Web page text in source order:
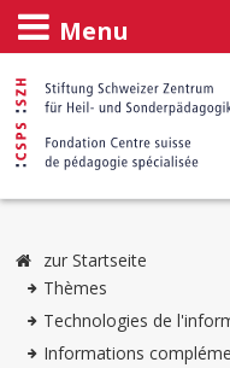
Menu
zur Startseite
Thèmes
Technologies de
Informations